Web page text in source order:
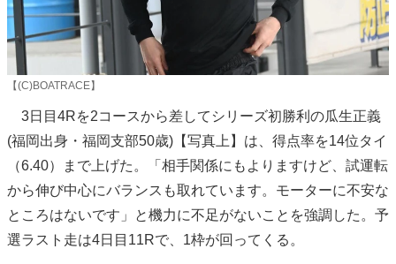
【(C)BOATRACE】
3日目4Rを2コースから差してシリーズ初勝利の瓜生正義
(福岡出身・福岡支部50歳)【写真上】は、得点率を14位タイ
（6.40）まで上げた。「相手関係にもよりますけど、試運転
から伸び中心にバランスも取れています。モーターに不安な
ところはないです」と機力に不足がないことを強調した。予
選ラスト走は4日目11Rで、1枠が回ってくる。